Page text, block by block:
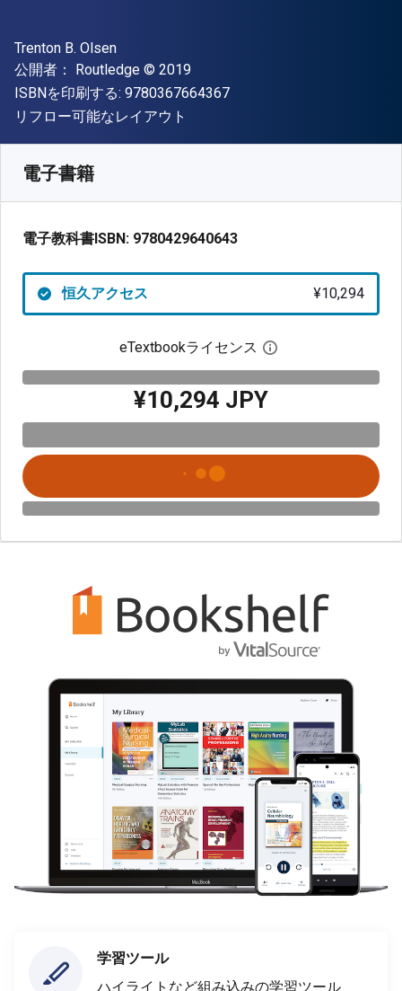
著者
Trenton B. Olsen
出版社
公開者： Routledge 著作権
© 2019
ISBNを印刷する: 9780367664367"ISBN-13 9780367664367"
形式
リフロー可能なレイアウト
電子書籍
電子教科書ISBN: 9780429640643
恒久アクセス ¥10,294
eTextbookライセンス デジタルライセン
¥10,294 JPY
学習ツール
ハイライトなど組み込みの学習ツール